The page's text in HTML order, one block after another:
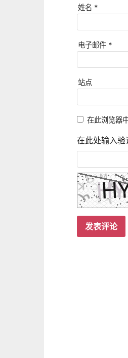
姓名 *
电子邮件 *
站点
在此浏览器
在此处输入验